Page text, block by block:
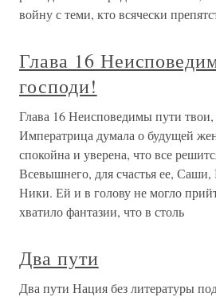
войну с теми, кто всячески
Глава 16
господи!
Глава 16 Неисповедимы пути
Императрица думала о будущей
спокойна и уверена, что все
Всевышнего, для счастья ее, Саши,
Ники. Ей и в голову не могло
хватило фантазии, что в столь
Два пути
Два пути Нация без литературы